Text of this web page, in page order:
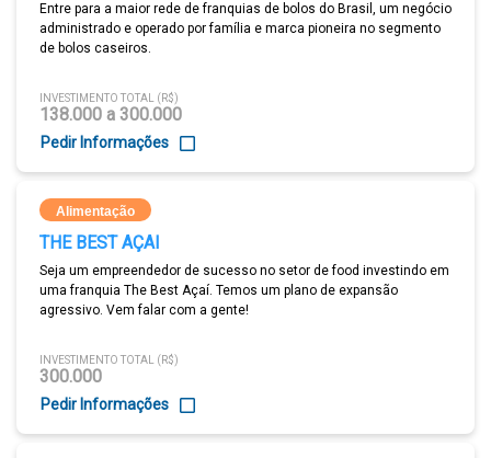
Entre para a maior rede de franquias de bolos do Brasil, um negócio
administrado e operado por família e marca pioneira no segmento
de bolos caseiros.
INVESTIMENTO TOTAL (R$)
138.000 a 300.000
Pedir Informações
Alimentação
THE BEST AÇAI
Seja um empreendedor de sucesso no setor de food investindo em
uma franquia The Best Açaí. Temos um plano de expansão
agressivo. Vem falar com a gente!
INVESTIMENTO TOTAL (R$)
300.000
Pedir Informações